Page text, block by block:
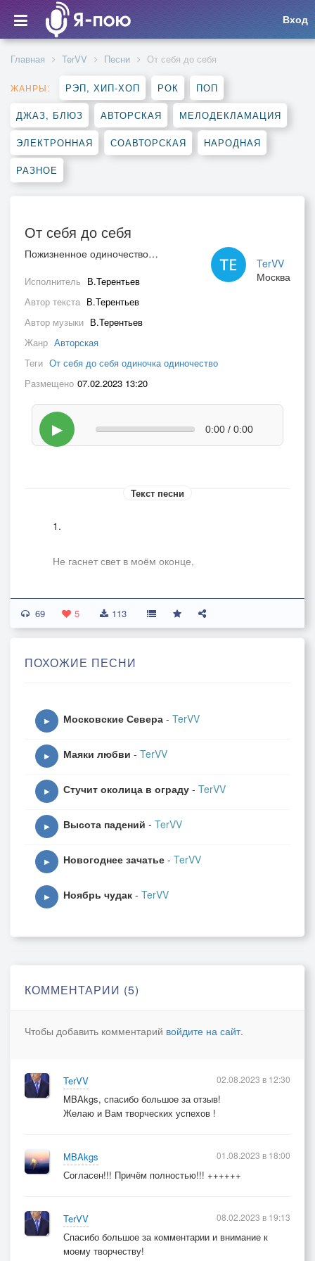
Вход
Главная TerVV Песни От себя до себя
ЖАНРЫ: РЭП, ХИП-ХОП РОК ПОП
ДЖАЗ, БЛЮЗ АВТОРСКАЯ МЕЛОДЕКЛАМАЦИЯ
ЭЛЕКТРОННАЯ СОАВТОРСКАЯ НАРОДНАЯ
РАЗНОЕ
От себя до себя
TerVV
Москва
Пожизненное одиночество…
Исполнитель В.Терентьев
Автор текста В.Терентьев
Автор музыки В.Терентьев
Жанр Авторская
Теги От себя до себя одиночка одиночество
Размещено 07.02.2023 13:20
▶ 0:00 / 0:00
Текст песни
1.
Не гаснет свет в моём оконце,
Из ночи в день могу быть гидом.
Летят мгновения болиды
По виражам вращений солнца.
Так я сам захотел.
Замесы пробую былого.
Все что со мной сейчас осталось.
Из ночи в день могу быть гидом.
69 5 113
ПОХОЖИЕ ПЕСНИ
▶ Московские Севера - TerVV
▶ Маяки любви - TerVV
▶ Стучит околица в ограду - TerVV
▶ Высота падений - TerVV
▶ Новогоднее зачатье - TerVV
▶ Ноябрь чудак - TerVV
КОММЕНТАРИИ (5)
Чтобы добавить комментарий войдите на сайт.
TerVV
MBAkgs, спасибо большое за отзыв!
Желаю и Вам творческих успехов !
02.08.2023 в 12:30
MBAkgs
Согласен!!! Причём полностью!!! ++++++
01.08.2023 в 18:00
TerVV
Спасибо большое за комментарии и внимание к
моему творчеству!
08.02.2023 в 19:13